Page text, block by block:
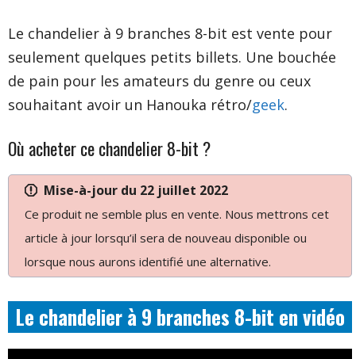
Le chandelier à 9 branches 8-bit est vente pour
seulement quelques petits billets. Une bouchée
de pain pour les amateurs du genre ou ceux
souhaitant avoir un Hanouka rétro/geek.
Où acheter ce chandelier 8-bit ?
Mise-à-jour du 22 juillet 2022
Ce produit ne semble plus en vente. Nous mettrons cet
article à jour lorsqu’il sera de nouveau disponible ou
lorsque nous aurons identifié une alternative.
Le chandelier à 9 branches 8-bit en vidéo